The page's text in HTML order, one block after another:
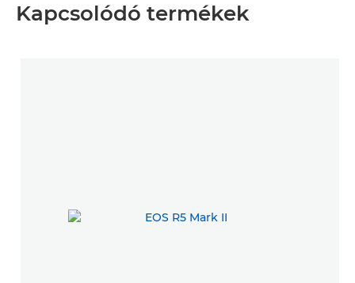
Kapcsolódó termékek